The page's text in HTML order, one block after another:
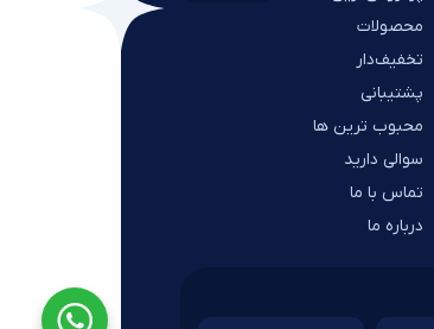
محصولات
تخفیف‌دار
پشتیبانی
محبوب ترین ها
سوالی دارید
تماس با ما
درباره ما